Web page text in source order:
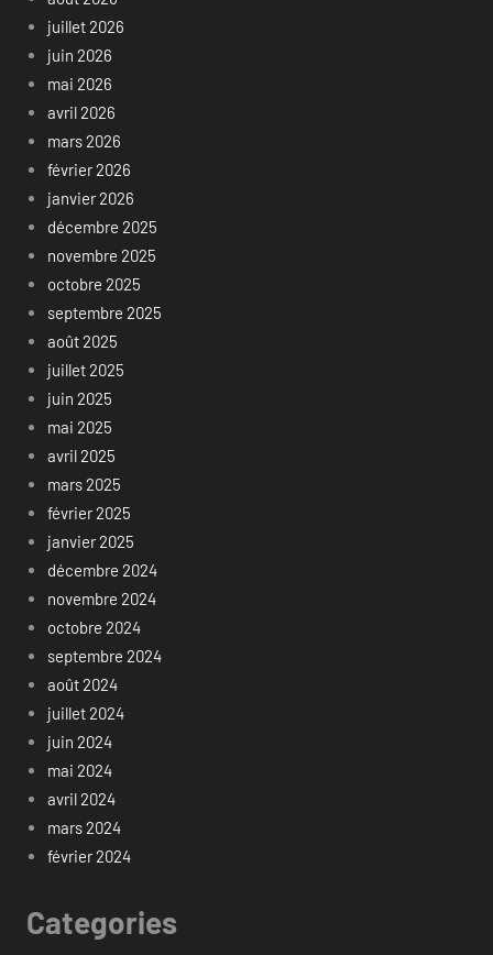
juillet 2026
juin 2026
mai 2026
avril 2026
mars 2026
février 2026
janvier 2026
décembre 2025
novembre 2025
octobre 2025
septembre 2025
août 2025
juillet 2025
juin 2025
mai 2025
avril 2025
mars 2025
février 2025
janvier 2025
décembre 2024
novembre 2024
octobre 2024
septembre 2024
août 2024
juillet 2024
juin 2024
mai 2024
avril 2024
mars 2024
février 2024
Categories